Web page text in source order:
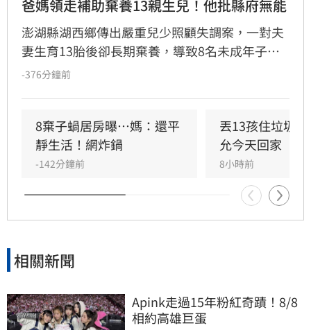
爸媽領走補助棄養13親生兒！他批縣府無能
澎湖縣湖西鄉傳出嚴重兒少照顧失調案，一對夫
妻生育13胎後卻長期棄養，導致8名未成年子女
擠在4坪小屋內「小孩養小孩」，生活慘況引發
孩童健康無虞。然而，針對縣府處置被質疑慢半
拍，前社會處長、律師桂祥晟重砲抨擊，主張縣
府應立即向法院聲請停止親權及保護令，以保障
孩童權益。他更公開表示已備妥相關訴狀，呼籲
縣府展現鐵腕執法，切勿讓孩子淪為制度外的犧
牲品，應儘速介入給予實質保護與安置。
-376分鐘前
8棄子蝸居房曝⋯媽：還平
靜生活！網炸鍋
-142分鐘前
丟13孩住垃圾
允今天回家
8小時前
相關新聞
Apink走過15年粉紅奇蹟！8/8
相約高雄巨蛋